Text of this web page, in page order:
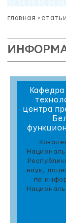
главная >статьи
центра
наук,
по